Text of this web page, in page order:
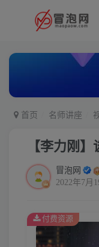
首页 名师讲座
【李力刚
冒泡网
2022年7月
付费资源